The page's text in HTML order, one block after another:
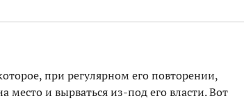
при регулярном его повторении,
место и вырваться из-под его власти. Вот